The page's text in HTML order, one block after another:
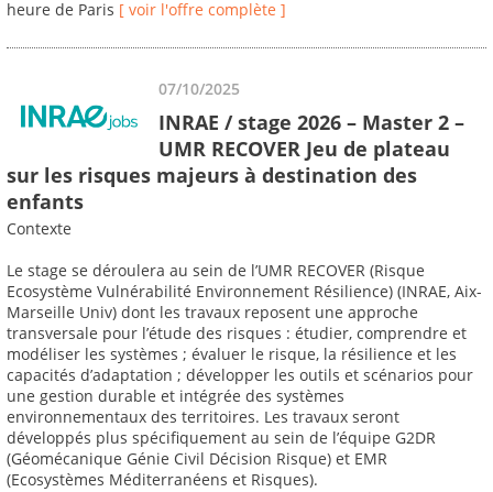
heure de Paris [ voir l'offre complète ]
07/10/2025
INRAE / stage 2026 – Master 2 –
UMR RECOVER Jeu de plateau
sur les risques majeurs à destination des
enfants
Contexte
Le stage se déroulera au sein de l’UMR RECOVER (Risque
Ecosystème Vulnérabilité Environnement Résilience) (INRAE, Aix-
Marseille Univ) dont les travaux reposent une approche
transversale pour l’étude des risques : étudier, comprendre et
modéliser les systèmes ; évaluer le risque, la résilience et les
capacités d’adaptation ; développer les outils et scénarios pour
une gestion durable et intégrée des systèmes
environnementaux des territoires. Les travaux seront
développés plus spécifiquement au sein de l’équipe G2DR
(Géomécanique Génie Civil Décision Risque) et EMR
(Ecosystèmes Méditerranéens et Risques).